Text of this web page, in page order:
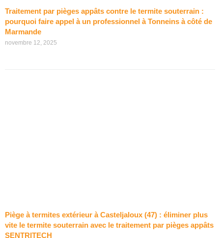
Traitement par pièges appâts contre le termite souterrain :
pourquoi faire appel à un professionnel à Tonneins à côté de
Marmande
novembre 12, 2025
Piège à termites extérieur à Casteljaloux (47) : éliminer plus
vite le termite souterrain avec le traitement par pièges appâts
SENTRITECH